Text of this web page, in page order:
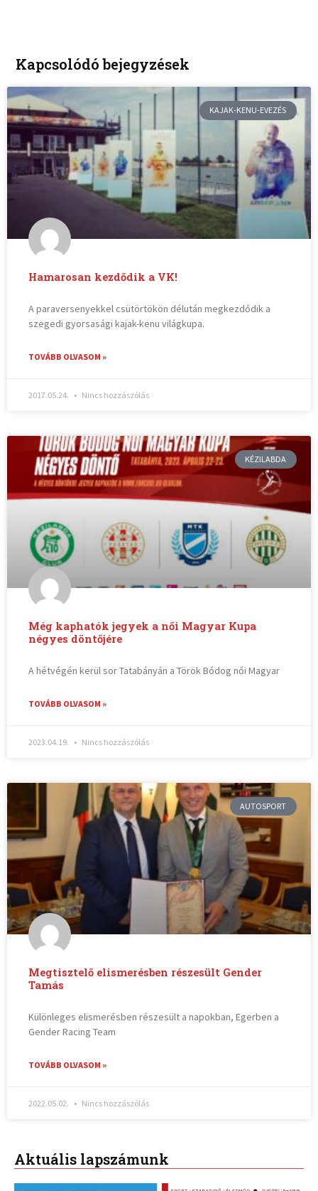
Kapcsolódó bejegyzések
KAJAK-KENU-EVEZÉS
Hamarosan kezdődik a VK!
A paraversenyekkel csütörtökön délután megkezdődik a
szegedi gyorsasági kajak-kenu világkupa.
TOVÁBB OLVASOM »
2017.05.24. Nincs hozzászólás
KÉZILABDA
Még kaphatók jegyek a női Magyar Kupa
négyes döntőjére
A hétvégén kerül sor Tatabányán a Török Bódog női Magyar
TOVÁBB OLVASOM »
2023.04.19. Nincs hozzászólás
AUTOSPORT
Megtisztelő elismerésben részesült Gender
Tamás
Különleges elismerésben részesült a napokban, Egerben a
Gender Racing Team
TOVÁBB OLVASOM »
2022.05.02. Nincs hozzászólás
Aktuális lapszámunk